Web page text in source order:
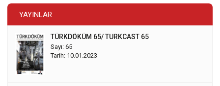
YAYINLAR
TÜRKDÖKÜM 65/ TURKCAST 65
Sayı: 65
Tarih: 10.01.2023